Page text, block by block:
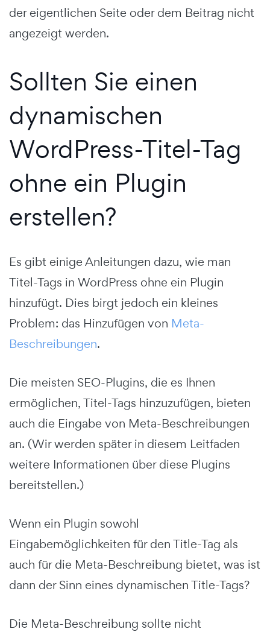
der eigentlichen Seite oder dem Beitrag nicht
angezeigt werden.
Sollten Sie einen
dynamischen
WordPress-Titel-Tag
ohne ein Plugin
erstellen?
Es gibt einige Anleitungen dazu, wie man
Titel-Tags in WordPress ohne ein Plugin
hinzufügt. Dies birgt jedoch ein kleines
Problem: das Hinzufügen von Meta-
Beschreibungen.
Die meisten SEO-Plugins, die es Ihnen
ermöglichen, Titel-Tags hinzuzufügen, bieten
auch die Eingabe von Meta-Beschreibungen
an. (Wir werden später in diesem Leitfaden
weitere Informationen über diese Plugins
bereitstellen.)
Wenn ein Plugin sowohl
Eingabemöglichkeiten für den Title-Tag als
auch für die Meta-Beschreibung bietet, was ist
dann der Sinn eines dynamischen Title-Tags?
Die Meta-Beschreibung sollte nicht